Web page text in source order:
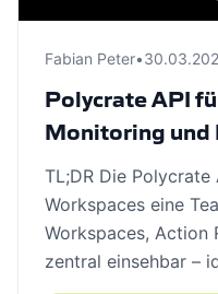
Fabian Peter•
Polycrate API
Monitoring und
TL;DR Die Polycrate
Workspaces eine
Workspaces, Action
zentral einsehbar –